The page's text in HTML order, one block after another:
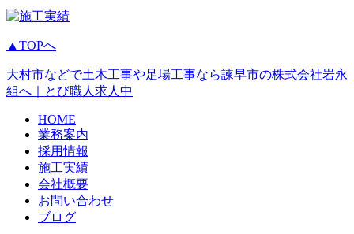
▲TOPへ
大村市などで土木工事や足場工事なら諫早市の株式会社岩永
組へ｜とび職人求人中
HOME
業務案内
採用情報
施工実績
会社概要
お問い合わせ
ブログ